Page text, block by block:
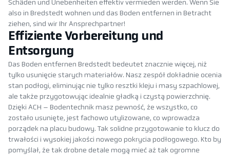
Schäden und Unebenheiten effektiv vermieden werden. Wenn Sie
also in Bredstedt wohnen und das Boden entfernen in Betracht
ziehen, sind wir Ihr Ansprechpartner!
Effiziente Vorbereitung und
Entsorgung
Das Boden entfernen Bredstedt bedeutet znacznie więcej, niż
tylko usunięcie starych materiałów. Nasz zespół dokładnie ocenia
stan podłogi, eliminując nie tylko resztki kleju i masy szpachlowej,
ale także przygotowując idealnie gładką i czystą powierzchnię.
Dzięki ACH – Bodentechnik masz pewność, że wszystko, co
zostało usunięte, jest fachowo utylizowane, co wprowadza
porządek na placu budowy. Tak solidne przygotowanie to klucz do
trwałości i wysokiej jakości nowego pokrycia podłogowego. Kto by
pomyślał, że tak drobne detale mogą mieć aż tak ogromne